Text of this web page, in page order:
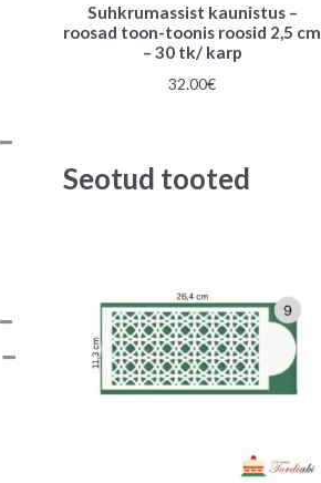
Suhkrumassist kaunistus –
roosad toon-toonis roosid 2,5 cm
– 30 tk/ karp
32.00€
Seotud tooted